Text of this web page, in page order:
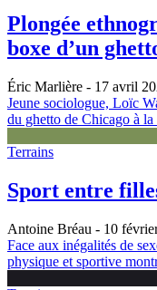
Plongée
boxe d’un
Éric Marlière - 17 avril
Jeune sociologue, Loïc
du ghetto de Chicago à
Terrains
Sport entre
Antoine Bréau - 10
Face aux inégalités de
physique et sportive